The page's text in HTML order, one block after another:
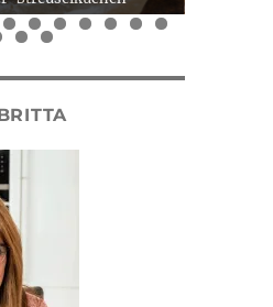
0
1 2
4 5